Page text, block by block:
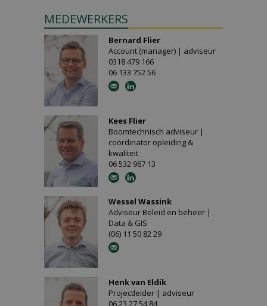
MEDEWERKERS
Bernard Flier
Account (manager) | adviseur
0318 479 166
06 133 752 56
Kees Flier
Boomtechnisch adviseur |
coördinator opleiding &
kwaliteit
06 532 967 13
Wessel Wassink
Adviseur Beleid en beheer |
Data & GIS
(06) 11 50 82 29
Henk van Eldik
Projectleider | adviseur
06 23 27 54 84